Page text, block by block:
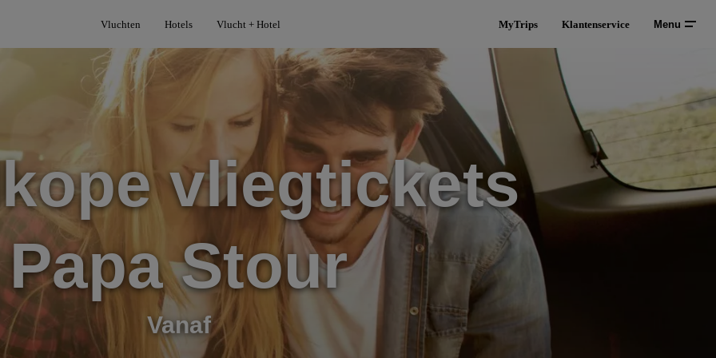
Vluchten Hotels Vlucht + Hotel MyTrips Klantenservice Menu
vliegtickets
Papa Stour
Vanaf